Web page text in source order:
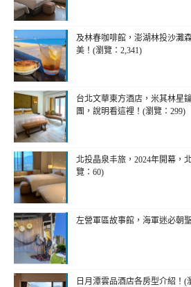
及林春咖啡館，澎湖林投沙灘
美！(瀏覽：2,341)
台北文華東方酒店，米其林星
團，說明看這裡！(瀏覽：299)
北投晶泉丰旅，2024年開幕，
覽：60)
左營軍區故事館，海軍迷必朝
日月潭雲品酒店各房型介紹！(